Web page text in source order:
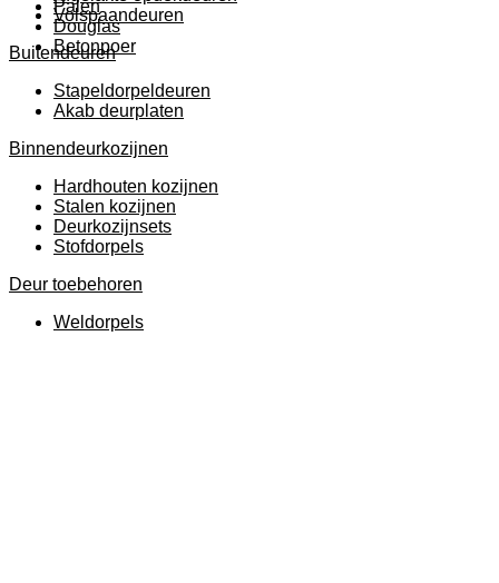
Palen
Douglas
Betonpoer
Volspaandeuren
Buitendeuren
Stapeldorpeldeuren
Akab deurplaten
Binnendeurkozijnen
Hardhouten kozijnen
Stalen kozijnen
Deurkozijnsets
Stofdorpels
Deur toebehoren
Weldorpels